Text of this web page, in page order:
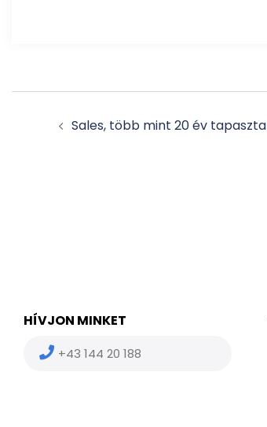
navigation
Sales, több mint 20 év
HÍVJON MINKET
+43 144 20 188